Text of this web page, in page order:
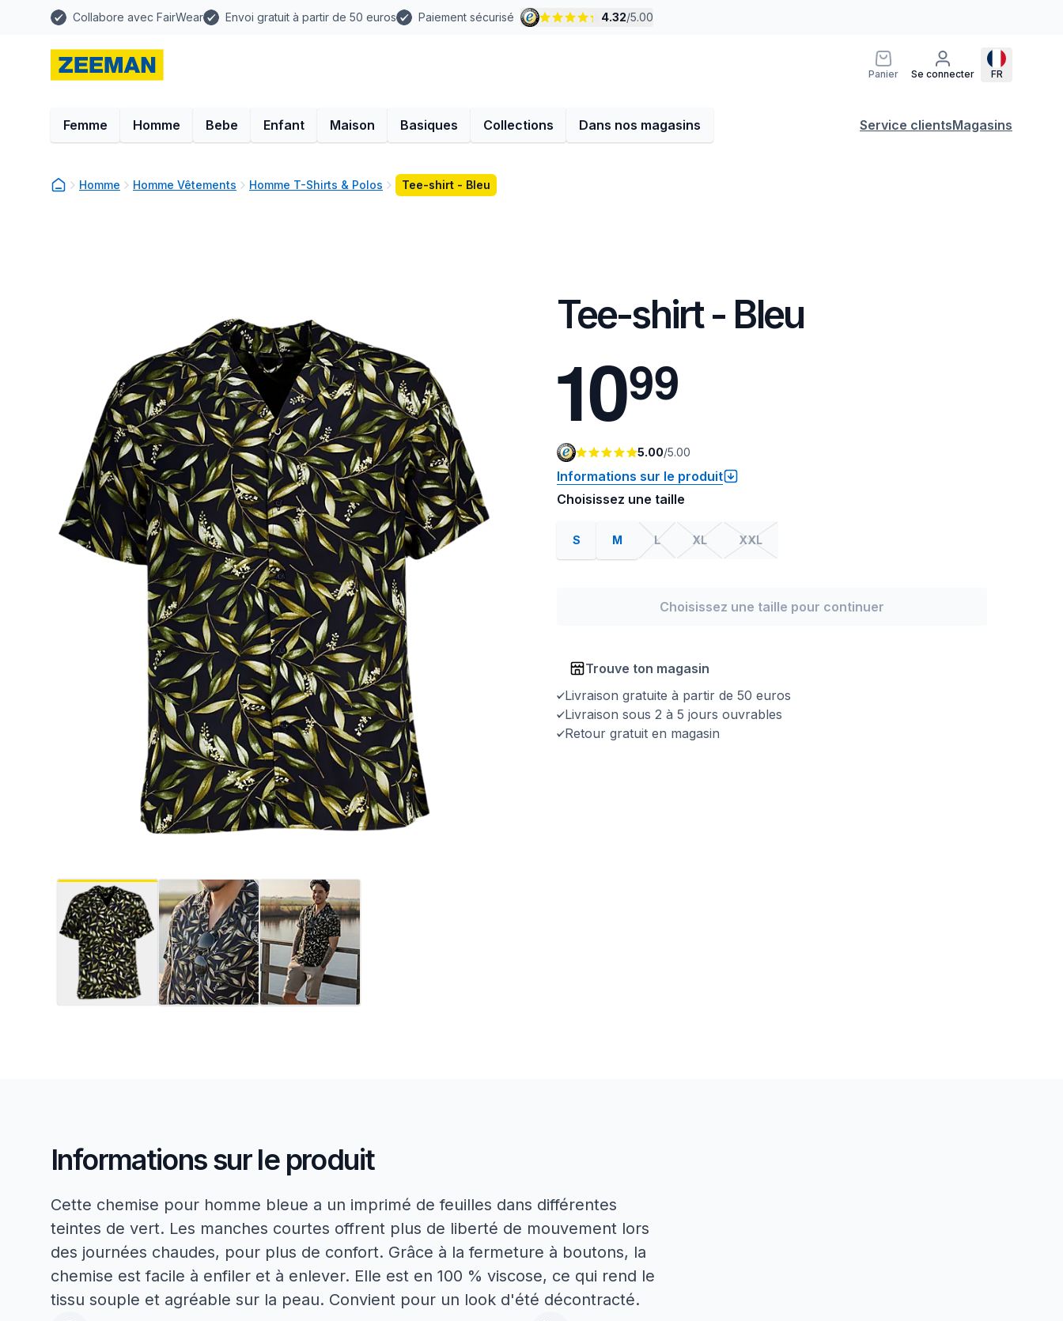
Collabore avec FairWear Envoi gratuit à partir de 50 euros Paiement sécurisé 4.32/5.00
Panier Se connecter FR
Femme Homme Bebe Enfant Maison Basiques Collections Dans nos magasins Service clientsMagasins
Homme Homme Vêtements Homme T-Shirts & Polos Tee-shirt - Bleu
Tee-shirt - Bleu
1099
5.00/5.00
Informations sur le produit
Choisissez une taille
S M L XL XXL
Choisissez une taille pour continuer
Trouve ton magasin
Livraison gratuite à partir de 50 euros
Livraison sous 2 à 5 jours ouvrables
Retour gratuit en magasin
Informations sur le produit
Cette chemise pour homme bleue a un imprimé de feuilles dans différentes
teintes de vert. Les manches courtes offrent plus de liberté de mouvement lors
des journées chaudes, pour plus de confort. Grâce à la fermeture à boutons, la
chemise est facile à enfiler et à enlever. Elle est en 100 % viscose, ce qui rend le
tissu souple et agréable sur la peau. Convient pour un look d'été décontracté.